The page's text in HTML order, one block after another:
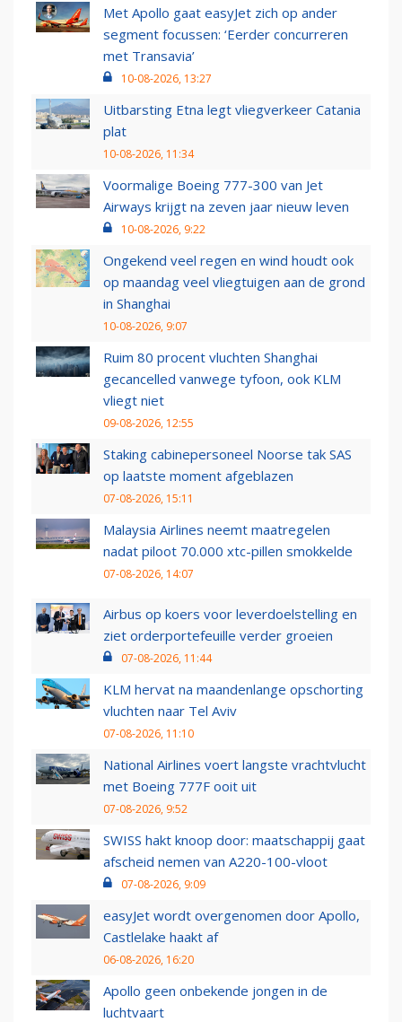
Met Apollo gaat easyJet zich op ander
segment focussen: ‘Eerder concurreren
met Transavia’
10-08-2026, 13:27
Uitbarsting Etna legt vliegverkeer Catania
plat
10-08-2026, 11:34
Voormalige Boeing 777-300 van Jet
Airways krijgt na zeven jaar nieuw leven
10-08-2026, 9:22
Ongekend veel regen en wind houdt ook
op maandag veel vliegtuigen aan de grond
in Shanghai
10-08-2026, 9:07
Ruim 80 procent vluchten Shanghai
gecancelled vanwege tyfoon, ook KLM
vliegt niet
09-08-2026, 12:55
Staking cabinepersoneel Noorse tak SAS
op laatste moment afgeblazen
07-08-2026, 15:11
Malaysia Airlines neemt maatregelen
nadat piloot 70.000 xtc-pillen smokkelde
07-08-2026, 14:07
Airbus op koers voor leverdoelstelling en
ziet orderportefeuille verder groeien
07-08-2026, 11:44
KLM hervat na maandenlange opschorting
vluchten naar Tel Aviv
07-08-2026, 11:10
National Airlines voert langste vrachtvlucht
met Boeing 777F ooit uit
07-08-2026, 9:52
SWISS hakt knoop door: maatschappij gaat
afscheid nemen van A220-100-vloot
07-08-2026, 9:09
easyJet wordt overgenomen door Apollo,
Castlelake haakt af
06-08-2026, 16:20
Apollo geen onbekende jongen in de
luchtvaart